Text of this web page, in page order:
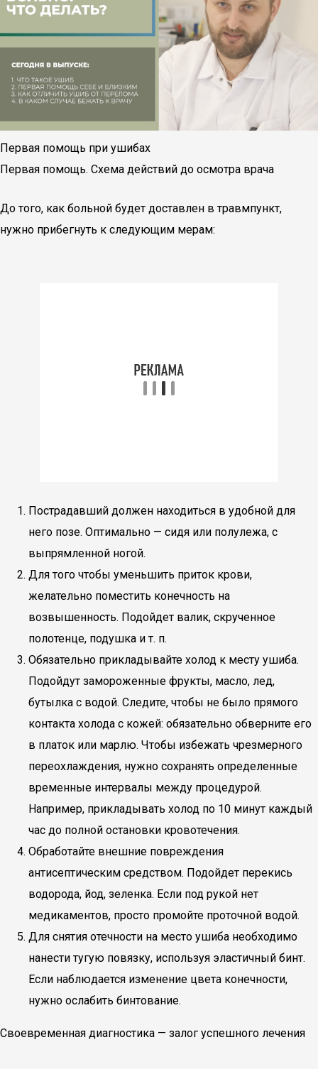
Первая помощь при ушибах
Первая помощь. Схема действий до осмотра врача
До того, как больной будет доставлен в травмпункт,
нужно прибегнуть к следующим мерам:
Пострадавший должен находиться в удобной для
него позе. Оптимально — сидя или полулежа, с
выпрямленной ногой.
Для того чтобы уменьшить приток крови,
желательно поместить конечность на
возвышенность. Подойдет валик, скрученное
полотенце, подушка и т. п.
Обязательно прикладывайте холод к месту ушиба.
Подойдут замороженные фрукты, масло, лед,
бутылка с водой. Следите, чтобы не было прямого
контакта холода с кожей: обязательно обверните его
в платок или марлю. Чтобы избежать чрезмерного
переохлаждения, нужно сохранять определенные
временные интервалы между процедурой.
Например, прикладывать холод по 10 минут каждый
час до полной остановки кровотечения.
Обработайте внешние повреждения
антисептическим средством. Подойдет перекись
водорода, йод, зеленка. Если под рукой нет
медикаментов, просто промойте проточной водой.
Для снятия отечности на место ушиба необходимо
нанести тугую повязку, используя эластичный бинт.
Если наблюдается изменение цвета конечности,
нужно ослабить бинтование.
Своевременная диагностика — залог успешного лечения